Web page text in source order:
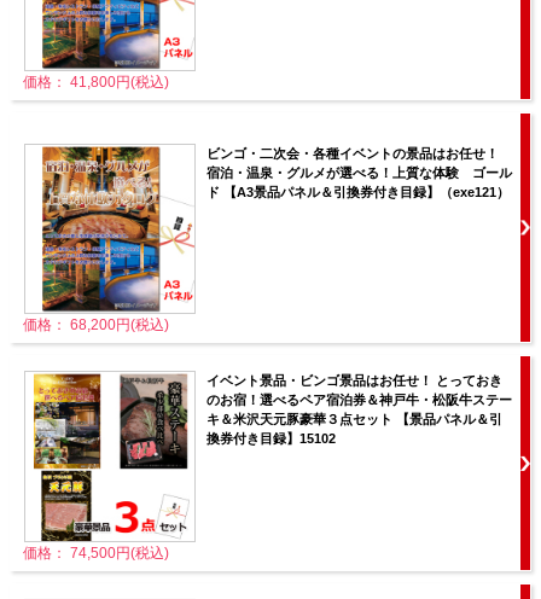
価格： 41,800円(税込)
ビンゴ・二次会・各種イベントの景品はお任せ！
宿泊・温泉・グルメが選べる！上質な体験 ゴール
ド 【A3景品パネル＆引換券付き目録】（exe121）
価格： 68,200円(税込)
イベント景品・ビンゴ景品はお任せ！ とっておき
のお宿！選べるペア宿泊券＆神戸牛・松阪牛ステー
キ＆米沢天元豚豪華３点セット 【景品パネル＆引
換券付き目録】15102
価格： 74,500円(税込)